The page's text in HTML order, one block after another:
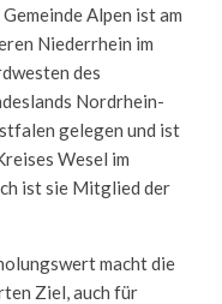
Alpen ist am
Niederrhein im
des
Nordrhein-
gelegen und ist
Wesel im
ist sie Mitglied der
macht die
Ziel, auch für